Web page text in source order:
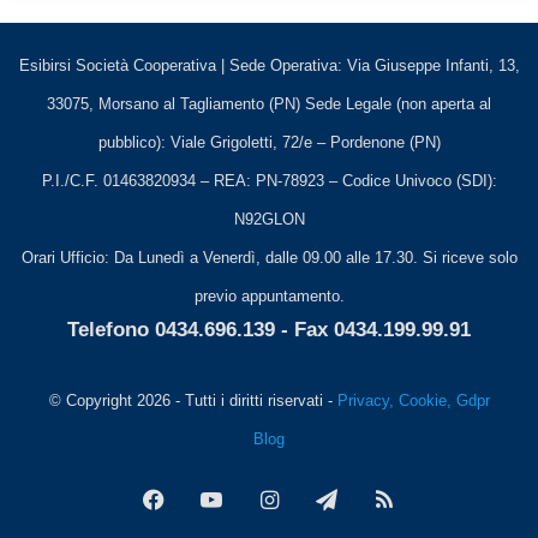
assicurazione sociale per l’impiego (NASpI) nel medesimo anno;
avere, nell’anno precedente
a quello di presentazione
della domanda, unredditoda lavoro derivante in
viaprevalente dall’esercizio delle attività lavorative settore
Fondo pensione lavoratori dello spettacolo;
presentazione della domanda,fatta eccezioneper i rapporti
sia prevista l’indennità di disponibilità di cui all’articolo 16 del
Esibirsi Società Cooperativa | Sede Operativa: Via Giuseppe Infanti, 13,
33075, Morsano al Tagliamento (PN) Sede Legale (non aperta al
pubblico): Viale Grigoletti, 72/e – Pordenone (PN)
P.I./C.F. 01463820934 – REA: PN-78923 – Codice Univoco (SDI):
N92GLON
Orari Ufficio: Da Lunedì a Venerdì, dalle 09.00 alle 17.30. Si riceve solo
previo appuntamento.
Telefono 0434.696.139 - Fax 0434.199.99.91
© Copyright 2026 - Tutti i diritti riservati - Privacy, Cookie, Gdpr
Blog
Facebook InstagramTelegram